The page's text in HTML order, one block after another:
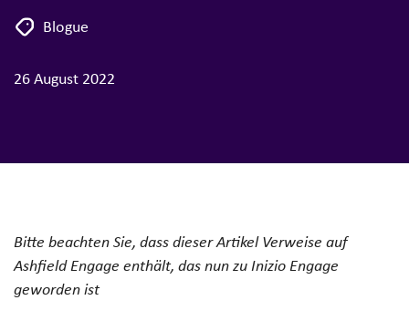
Blogue
26 August 2022
Bitte beachten Sie, dass dieser Artikel Verweise auf
Ashfield Engage enthält, das nun zu Inizio Engage
geworden ist